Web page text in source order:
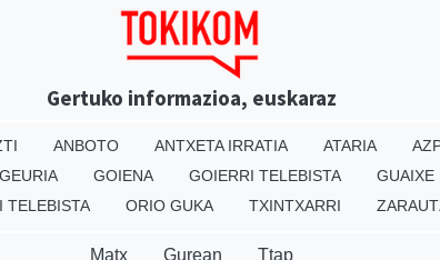
Gertuko informazioa, euskaraz
ANBOTO ANTXETA IRRATIA ATARIA
GEURIA GOIENA GOIERRI TELEBISTA GUAIXE
TELEBISTA ORIO GUKA TXINTXARRI
Matx Gurean Ttap